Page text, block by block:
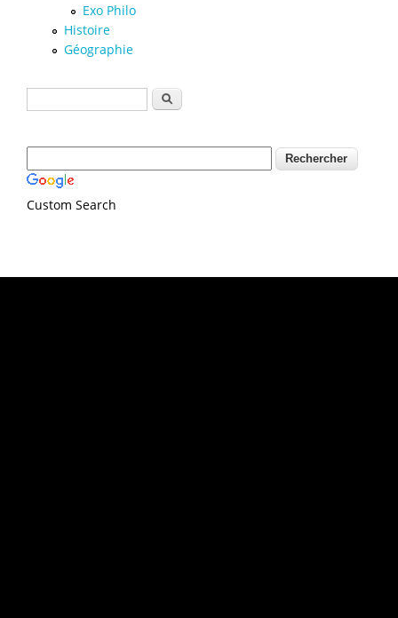
Exo Philo
Histoire
Géographie
Formulaire de recherche
Rechercher
Custom Search